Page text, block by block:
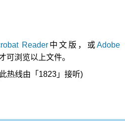
Reader中文版，或Adobe
可浏览以上文件。
热线由「1823」接听)